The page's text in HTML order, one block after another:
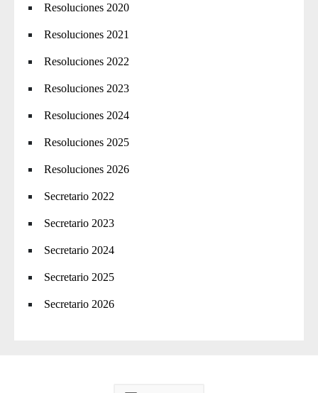
Resoluciones 2020
Resoluciones 2021
Resoluciones 2022
Resoluciones 2023
Resoluciones 2024
Resoluciones 2025
Resoluciones 2026
Secretario 2022
Secretario 2023
Secretario 2024
Secretario 2025
Secretario 2026